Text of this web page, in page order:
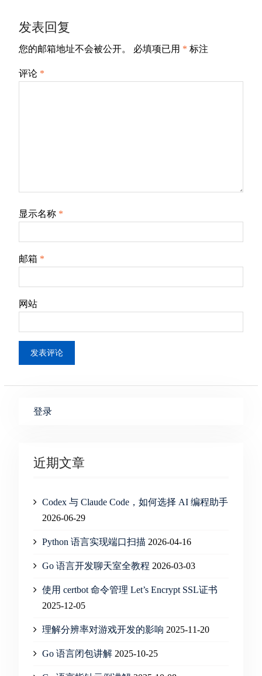
航
发表回复
您的邮箱地址不会被公开。 必填项已用 * 标注
评论 *
显示名称 *
邮箱 *
网站
登录
近期文章
Codex 与 Claude Code，如何选择 AI 编程助手
2026-06-29
Python 语言实现端口扫描 2026-04-16
Go 语言开发聊天室全教程 2026-03-03
使用 certbot 命令管理 Let’s Encrypt SSL证书
2025-12-05
理解分辨率对游戏开发的影响 2025-11-20
Go 语言闭包讲解 2025-10-25